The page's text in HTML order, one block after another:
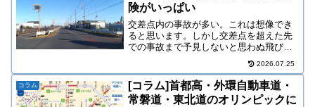
険がいっぱい
交差点内の事故が多い。これは想像でき
ると思います。しかし交差点を超えた先
での事故まで予見しないと思わぬ飛び出
しを食らうことに！危険は交差点の先に
も交差点での直進、右折、左折 どれも
気を付けることは沢山あります。しかし
交差点を通過後も気が抜け...
2026.07.25
コラム
[コラム]首都高・外環自動車道・
常磐道・東北道のオリンピックに